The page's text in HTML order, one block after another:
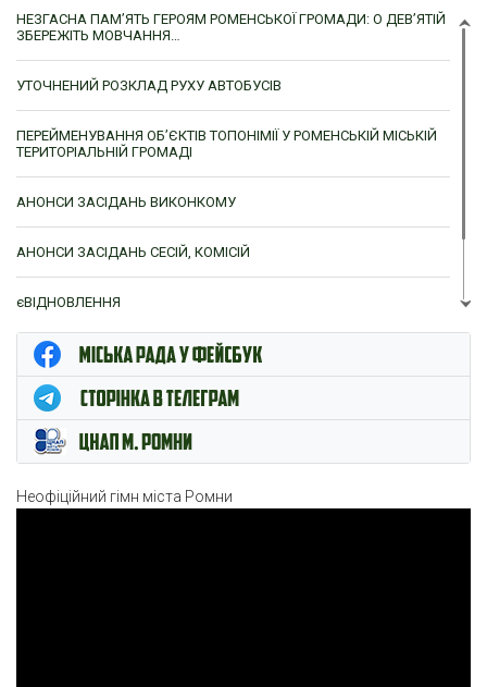
НЕЗГАСНА ПАМ’ЯТЬ ГЕРОЯМ РОМЕНСЬКОЇ ГРОМАДИ: О ДЕВ’ЯТІЙ
ЗБЕРЕЖІТЬ МОВЧАННЯ…
УТОЧНЕНИЙ РОЗКЛАД РУХУ АВТОБУСІВ
ПЕРЕЙМЕНУВАННЯ ОБ’ЄКТІВ ТОПОНІМІЇ У РОМЕНСЬКІЙ МІСЬКІЙ
ТЕРИТОРІАЛЬНІЙ ГРОМАДІ
АНОНСИ ЗАСІДАНЬ ВИКОНКОМУ
АНОНСИ ЗАСІДАНЬ СЕСІЙ, КОМІСІЙ
єВІДНОВЛЕННЯ
ЦНАП м. Ромни
Неофіційний гімн міста Ромни